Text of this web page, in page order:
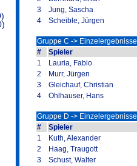
3
Jung, Sascha
4
Scheible, Jürgen
Gruppe C -> Einzelergebnisse
#
Spieler
1
Lauria, Fabio
2
Murr, Jürgen
3
Gleichauf, Christian
4
Ohlhauser, Hans
Gruppe D -> Einzelergebnisse
#
Spieler
1
Kuth, Alexander
2
Haag, Traugott
3
Schust, Walter